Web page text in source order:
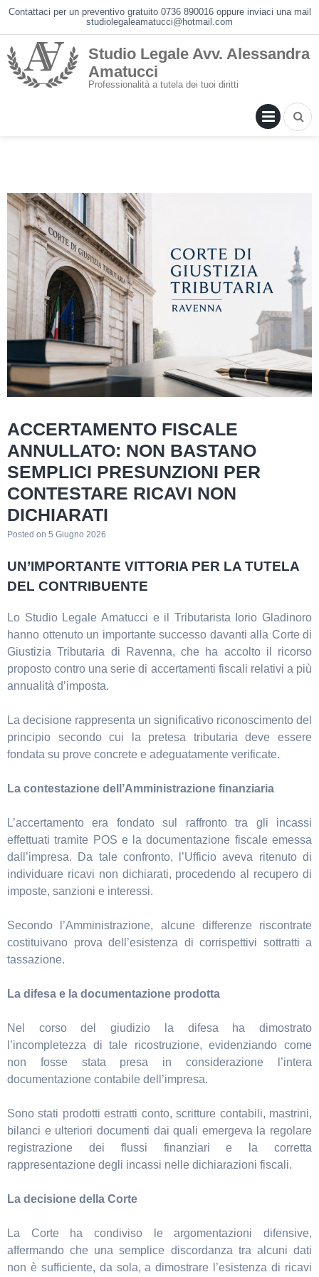
Skip
content
Contattaci per un preventivo gratuito 0736 890016 oppure inviaci una mail
studiolegaleamatucci@hotmail.com
Studio Legale Avv. Alessandra
Amatucci
Professionalità a tutela dei tuoi diritti
ACCERTAMENTO FISCALE
ANNULLATO: NON BASTANO
SEMPLICI PRESUNZIONI PER
CONTESTARE RICAVI NON
DICHIARATI
Posted on 5 Giugno 2026
UN’IMPORTANTE VITTORIA PER LA TUTELA
DEL CONTRIBUENTE
Lo Studio Legale Amatucci e il Tributarista Iorio Gladinoro
hanno ottenuto un importante successo davanti alla Corte di
Giustizia Tributaria di Ravenna, che ha accolto il ricorso
proposto contro una serie di accertamenti fiscali relativi a più
annualità d’imposta.
La decisione rappresenta un significativo riconoscimento del
principio secondo cui la pretesa tributaria deve essere
fondata su prove concrete e adeguatamente verificate.
La contestazione dell’Amministrazione finanziaria
L’accertamento era fondato sul raffronto tra gli incassi
effettuati tramite POS e la documentazione fiscale emessa
dall’impresa. Da tale confronto, l’Ufficio aveva ritenuto di
individuare ricavi non dichiarati, procedendo al recupero di
imposte, sanzioni e interessi.
Secondo l’Amministrazione, alcune differenze riscontrate
costituivano prova dell’esistenza di corrispettivi sottratti a
tassazione.
La difesa e la documentazione prodotta
Nel corso del giudizio la difesa ha dimostrato
l’incompletezza di tale ricostruzione, evidenziando come
non fosse stata presa in considerazione l’intera
documentazione contabile dell’impresa.
Sono stati prodotti estratti conto, scritture contabili, mastrini,
bilanci e ulteriori documenti dai quali emergeva la regolare
registrazione dei flussi finanziari e la corretta
rappresentazione degli incassi nelle dichiarazioni fiscali.
La decisione della Corte
La Corte ha condiviso le argomentazioni difensive,
affermando che una semplice discordanza tra alcuni dati
non è sufficiente, da sola, a dimostrare l’esistenza di ricavi